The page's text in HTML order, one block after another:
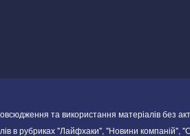
та використання матеріалів без
в рубриках "Лайфхаки", "Новини компаній",